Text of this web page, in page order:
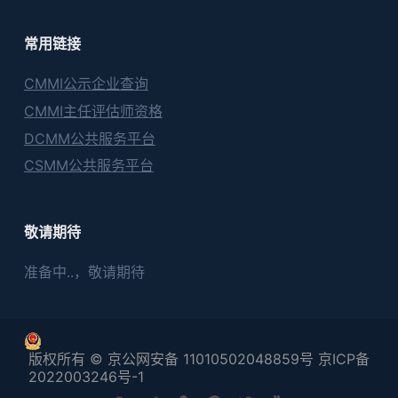
常用链接
CMMI公示企业查询
CMMI主任评估师资格
DCMM公共服务平台
CSMM公共服务平台
敬请期待
准备中..，敬请期待
版权所有 © 京公网安备 11010502048859号 京ICP备
2022003246号-1